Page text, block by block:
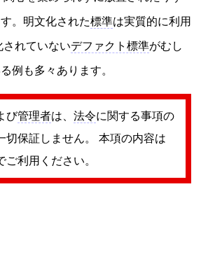
。明文化された標準は実質的に利用
されていないデファクト標準がむし
例も多々あります。
び管理者は、 法令に関する事項の
切保証しません。 本項の内容は
ご利用ください。